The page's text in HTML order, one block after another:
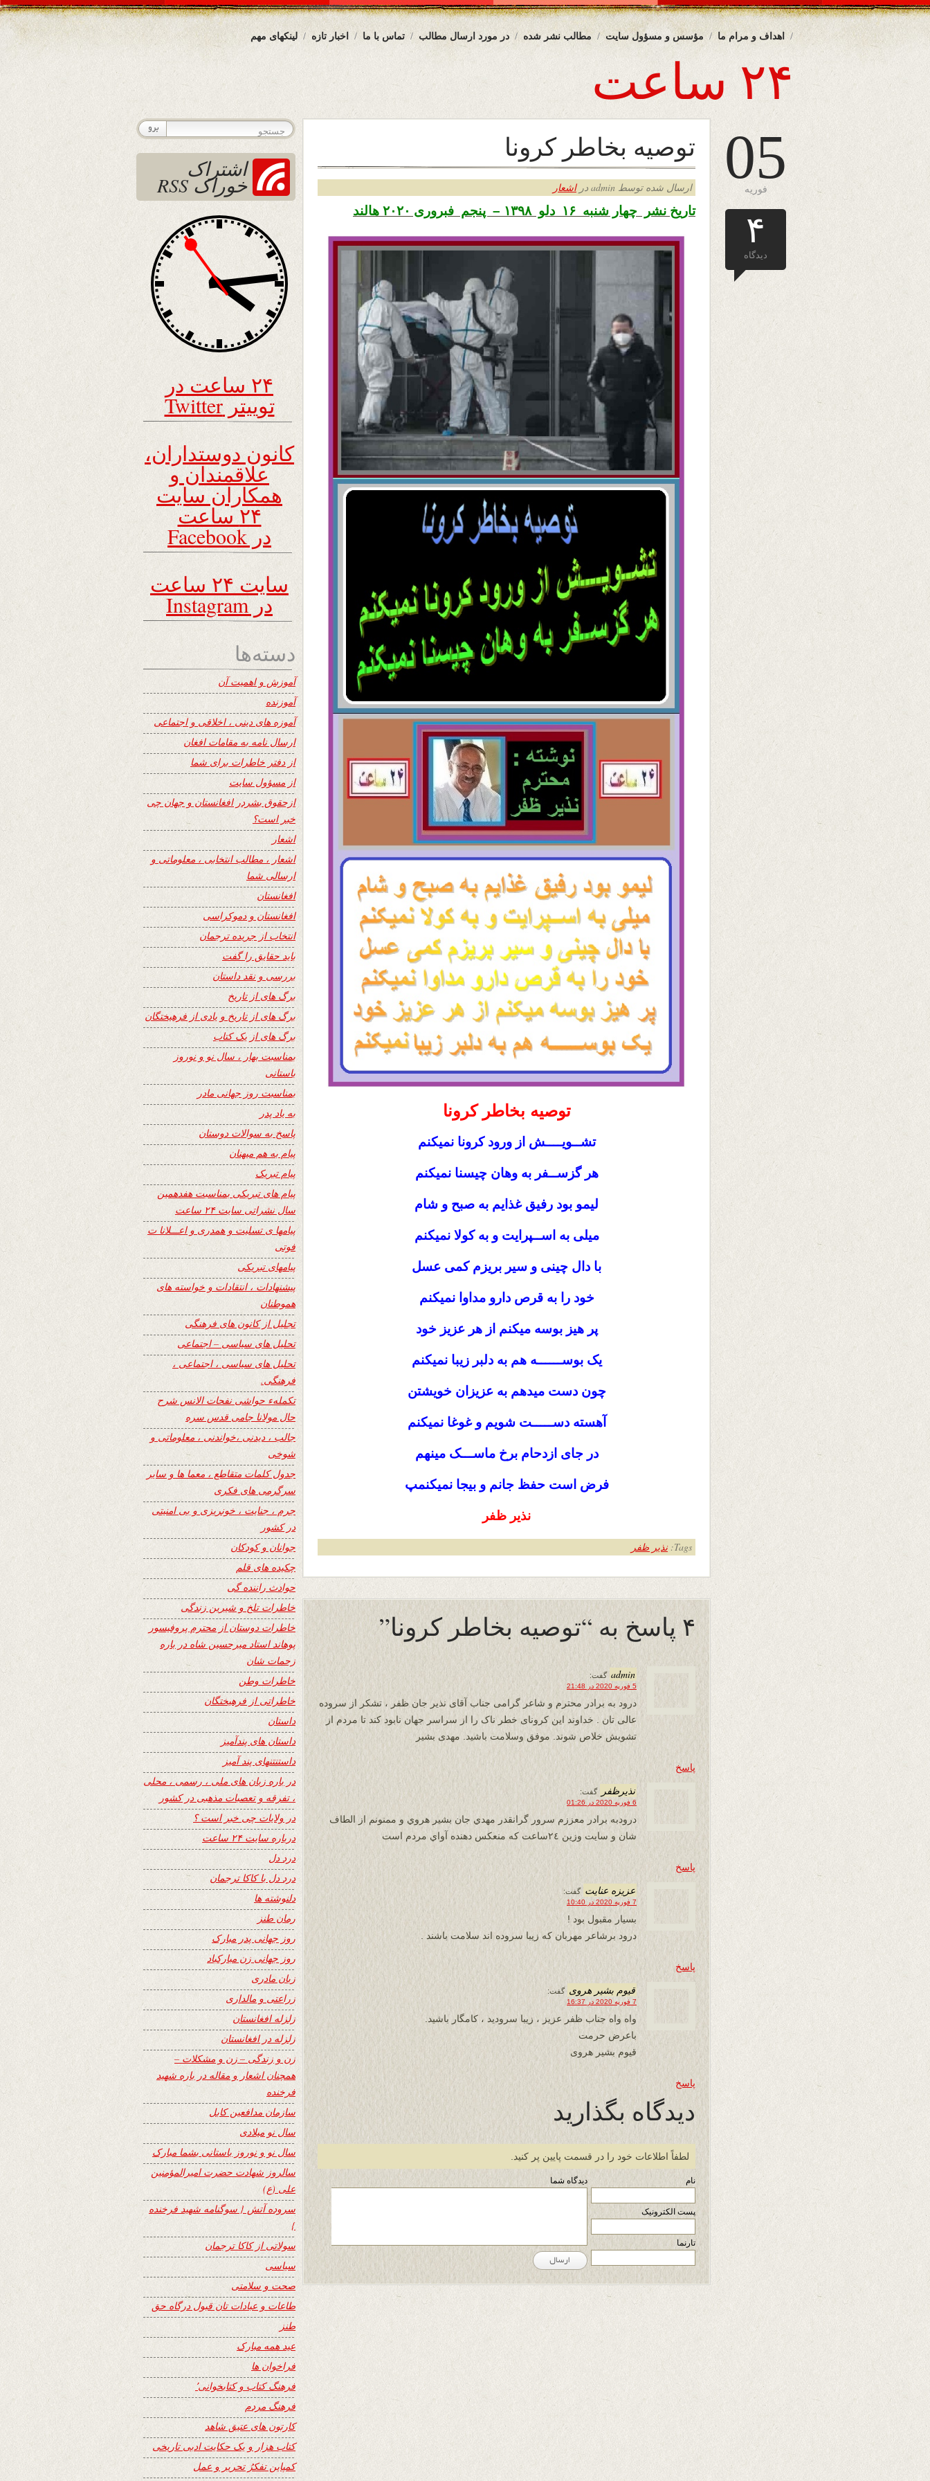
لینکهای مهم اخبار تازه تماس با ما در مورد ارسال مطالب مطالب نشر شده مؤسس و مسؤول سایت اهداف و مرام ما
۲۴ ساعت
05
فوریه
۴
دیدگاه
توصیه بخاطر کرونا
ارسال شده توسط admin در اشعار
تاریخ نشر چهار شنبه ۱۶ دلو ۱۳۹۸ – پنجم فبروری ۲۰۲۰ هالند
توصیه بخاطر کرونا
تشــویــــش از ورود کرونا نمیکنم
هر گزســفر به وهان چیسنا نمیکنم
لیمو بود رفیق غذایم به صبح و شام
میلی به اســپرایت و به کولا نمیکنم
با دال چینی و سیر بریزم کمی عسل
خود را به قرص دارو مداوا نمیکنم
پر هیز بوسه میکنم از هر عزیز خود
یک بوســــــه هم به دلبر زیبا نمیکنم
چون دست میدهم به عزیزان خویشتن
آهسته دســـــت شویم و غوغا نمیکنم
در جای ازدحام برخ ماســـک مینهم
فرض است حفظ جانم و بیجا نمیکنمپ
نذیر ظفر
Tags: نذیر ظفر
۴ پاسخ به “توصیه بخاطر کرونا”
admin گفت:
5 فوریه 2020 در 21:48
درود به برادر محترم و شاعر گرامی جناب آقای نذیر جان ظفر ، تشکر از سروده
عالی تان . خداوند این کرونای خطر ناک را از سراسر جهان نابود کند تا مردم از
تشویش خلاص شوند. موفق وسلامت باشید. مهدی بشیر
پاسخ
نذيرظفر گفت:
6 فوریه 2020 در 01:26
درودبه برادر معززم سرور گرانقدر مهدي جان بشير هروي و ممنونم از الطاف
شان و سايت وزين ٢٤ساعت كه منعكس دهنده آواي مردم است
پاسخ
عزیزه عنایت گفت:
7 فوریه 2020 در 10:40
بسیار مقبول بود !
درود برشاعر مهربان که زیبا سروده اند سلامت باشند .
پاسخ
قیوم بشیر هروی گفت:
7 فوریه 2020 در 16:37
واه واه جناب ظفر عزیز ، زیبا سرودید ، کامگار باشید.
باعرض حرمت
قیوم بشیر هروی
پاسخ
دیدگاه بگذارید
لطفاً اطلاعات خود را در قسمت پایین پر کنید.
نام
پست الکترونیک
تارنما
دیدگاه شما
اشتراک
خوراک RSS
۲۴ ساعت در
توییتر Twitter
کانون دوستداران،
علاقمندان و
همکاران سایت
۲۴ ساعت
در Facebook
سایت ۲۴ ساعت
در Instagram
دسته‌ها
آموزش و اهمیت آن
آموزنده
آموزه های دینی ، اخلاقی و اجتماعی
ارسال نامه به مقامات افغان
از دفتر خاطرات برای شما
از مسؤول سایت
ازحقوق بشردر افغانستان و جهان چی
خبر است؟
اشعار
اشعار ، مطالب انتخابی ، معلوماتی و
ارسالی شما
افغانستان
افغانستان و دموکراسی
انتخاب از جریده ترجمان
باید حقایق را گفت
بررسی و نقد داستان
برگ های از تاریخ
برگ های از تاریخ و یادی از فرهیختگان
برگ های از یک کتاب
بمناسبت بهار ، سال نو و نوروز
باستانی
بمناسبت روز جهانی مادر
به یاد پدر
پاسخ به سوالات دوستان
پیام به هم میهنان
پیام تبریک
پیام های تبریکی بمناسبت هفدهمین
سال نشراتی سایت ۲۴ ساعت
پیامها ی تسلیت و همدری و اعـــلانا ت
فوتی
پیامهای تبریکی
پیشنهادات ، انتقادات و خواسته های
هموطنان
تجلیل از کانون های فرهنگی
تحلیل های سیاسی – اجتماعی
تحلیل های سیاسی ، اجتماعی ،
فرهنگی.
تکملهء حواشی نفحات الانس شرح
حال مولانا جامی قدس سره
جالب ، دیدنی ،خواندنی ، معلوماتی و
شوخی
جدول کلمات متقاطع ، معما ها و سایر
سرگرمی های فکری
جرم ، جنایت ، خونریزی و بی امنیتی
در کشور
جوانان و کودکان
چکیده های قلم
حوادث راننده گی
خاطرات تلخ و شیرین زندگی
خاطرات دوستان از محترم پروفیسور
پوهاند استاد میرحسین شاه در باره
زحمات شان
خاطرات وطن
خاطراتی از فرهیختگان
داستان
داستان های پندآمیز
داستنتنهای پند آمیز
در باره زبان های ملی ، رسمی ، محلی
، تفرقه و تعصبات مذهبی در کشور
در ولایات چی خبر است ؟
درباره سایت ۲۴ ساعت
درد دل
درد دل با کاکا ترجمان
دلنوشته ها
رمان طنز
روز جهانی پدر مبارک
روز جهانی زن مبارکباد
زبان مادری
زراعتی و مالداری
زلزله افغانستان
زلزله در افغانستان
زن و زندگی – زن و مشکلات –
همچنان اشعار و مقاله در باره شهید
فرخنده
سازمان مدافعین کابل
سال نو میلادی
سال نو و نوروز باستانی بشما مبارک
سالروز شهادت حضرت امیرالمؤمنین
علی (ع)
سروده آتش { سوگنامه شهید فرخنده
}
سولاتی از کاکا ترجمان
سیاسی
صحت و سلامتی
طاعات و عبادات تان قبول درگاه حق
طنز
عید همه مبارک
فراخوان ها
فرهنگ کتاب و کتابخوانی٬
فرهنگ مردم
کارتون های عتیق شاهد
کتاب هزار و یک حکایت ادبی تاریخی
کمپاین تفکرُ تحریر و عمل